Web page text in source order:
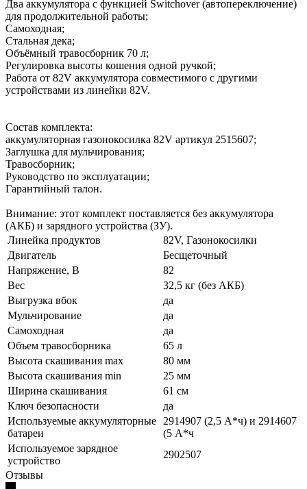
Два аккумулятора с функцией Switchover (автопереключение)
для продолжительной работы;
Самоходная;
Стальная дека;
Объёмный травосборник 70 л;
Регулировка высоты кошения одной ручкой;
Работа от 82V аккумулятора совместимого с другими
устройствами из линейки 82V.
Состав комплекта:
аккумуляторная газонокосилка 82V артикул 2515607;
Заглушка для мульчирования;
Травосборник;
Руководство по эксплуатации;
Гарантийный талон.
Внимание: этот комплект поставляется без аккумулятора
(АКБ) и зарядного устройства (ЗУ).
Линейка продуктов
82V, Газонокосилки
Двигатель
Бесщеточный
Напряжение, В
82
Вес
32,5 кг (без АКБ)
Выгрузка вбок
да
Мульчирование
да
Самоходная
да
Объем травосборника
65 л
Высота скашивания max
80 мм
Высота скашивания min
25 мм
Ширина скашивания
61 см
Ключ безопасности
да
Используемые аккумуляторные
батареи
2914907 (2,5 А*ч) и 2914607
(5 А*ч
Используемое зарядное
устройство
2902507
Отзывы